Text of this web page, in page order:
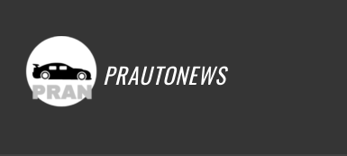
PRAUTONEWS